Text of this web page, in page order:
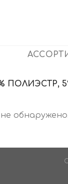
ПОЛИЭСТР,